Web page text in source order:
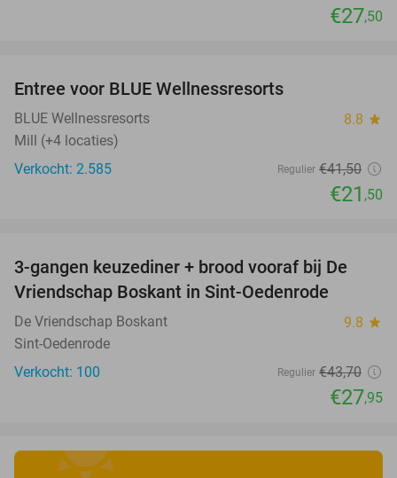
€27,50
Entree voor BLUE Wellnessresorts
BLUE Wellnessresorts 8.8 star
Mill (+4 locaties)
Verkocht: 2.585
Regulier €41,50
€21 ,50
36%
3-gangen keuzediner + brood vooraf bij De
Vriendschap Boskant in Sint-Oedenrode
De Vriendschap Boskant 9.8 star
Sint-Oedenrode
Verkocht: 100
Regulier €43,70
€27,95